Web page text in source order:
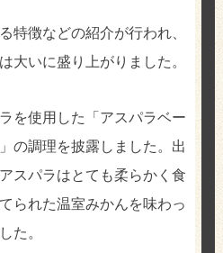
特徴などの紹介が行われ、
大いに盛り上がりました。
を使用した「アスパラベー
の調理を披露しました。出
スパラはとても柔らかく食
られた温室みかんを味わっ
た。